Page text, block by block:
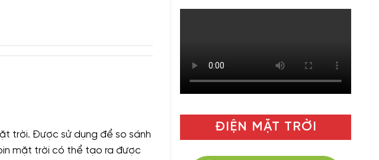
trời. Được sử dụng để so sánh
mặt trời có thể tạo ra được
ĐIỆN MẶT TRỜI